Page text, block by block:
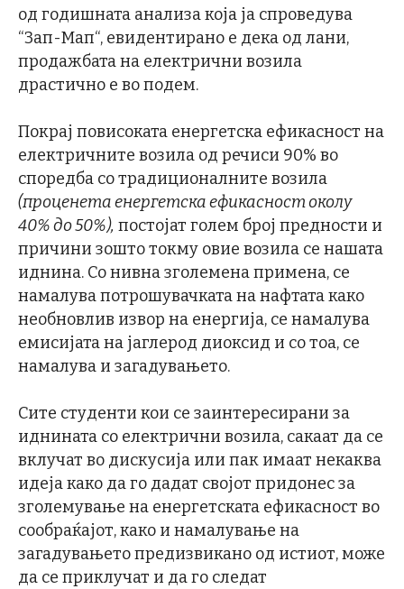
од годишната анализа која ја спроведува
“Зап-Мап“, евидентирано е дека од лани,
продажбата на електрични возила
драстично е во подем.
Покрај повисоката енергетска ефикасност на
електричните возила од речиси 90% во
споредба со традиционалните возила
(проценета енергетска ефикасност околу
40% до 50%), постојат голем број предности и
причини зошто токму овие возила се нашата
иднина. Со нивна зголемена примена, се
намалува потрошувачката на нафтата како
необновлив извор на енергија, се намалува
емисијата на јаглерод диоксид и со тоа, се
намалува и загадувањето.
Сите студенти кои се заинтересирани за
иднината со електрични возила, сакаат да се
вклучат во дискусија или пак имаат некаква
идеја како да го дадат својот придонес за
зголемување на енергетската ефикасност во
сообраќајот, како и намалување на
загадувањето предизвикано од истиот, може
да се приклучат и да го следат